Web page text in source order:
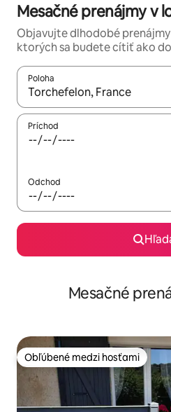
Mesačné prenájmy v
Objavujte dlhodobé
ktorých sa budete cítiť ako
Poloha
Keď budú výsledky k
Príchod
Odchod
Mesačné
Obľúbené medzi hosťami
Obľúbené medzi hosťami